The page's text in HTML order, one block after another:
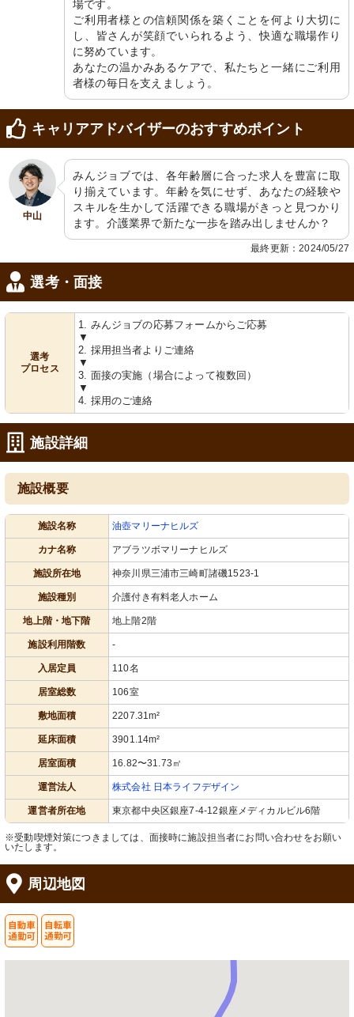
環境が魅力的です。
居室
ゆとりのある居室で安らぎの時間を。
窓からは柔らかな日差しが差し込みま
す。
外観
スタイリッシュな建物は、新しい働き
場への期待を膨らませます。
エントランス
ガラス張りのエントランスは明るく、
爽やかな印象を与えています。
食堂兼機能訓練室
たりとした食事の時間を提供していま
す。
サロンスペース
快適なソファとテーブルが備えられた
明るい空間です。リラックスして過ご
せる場所となっています。
エレベーターホール
壁には色とりどりの掲示物が飾られ、
温かみのある空間が広がっています。
壁には手作りの装飾があり、暖かみの
ある雰囲気を醸し出しています。
明るく広々とした廊下には、暖かさを
居室
す。利用者の安全を考えたベッドが備
えられています。
場です。
ご利用者様との信頼関係を築くことを何より大切に
し、皆さんが笑顔でいられるよう、快適な職場作り
に努めています。
あなたの温かみあるケアで、私たちと一緒にご利用
者様の毎日を支えましょう。
キャリアアドバイザーのおすすめポイント
中山
みんジョブでは、各年齢層に合った求人を豊富に取
り揃えています。年齢を気にせず、あなたの経験や
スキルを生かして活躍できる職場がきっと見つかり
ます。介護業界で新たな一歩を踏み出しませんか？
最終更新：2024/05/27
選考・面接
選考
プロセス
1. みんジョブの応募フォームからご応募
▼
2. 採用担当者よりご連絡
▼
3. 面接の実施（場合によって複数回）
▼
4. 採用のご連絡
施設詳細
施設概要
施設名称 油壺マリーナヒルズ
カナ名称 アブラツボマリーナヒルズ
施設所在地 神奈川県三浦市三崎町諸磯1523-1
施設種別 介護付き有料老人ホーム
地上階・地下階 地上階2階
施設利用階数 -
入居定員 110名
居室総数 106室
敷地面積 2207.31m²
延床面積 3901.14m²
居室面積 16.82〜31.73㎡
運営法人 株式会社 日本ライフデザイン
運営者所在地 東京都中央区銀座7-4-12銀座メディカルビル6階
※受動喫煙対策につきましては、面接時に施設担当者にお問い合わせをお願い
いたします。
周辺地図